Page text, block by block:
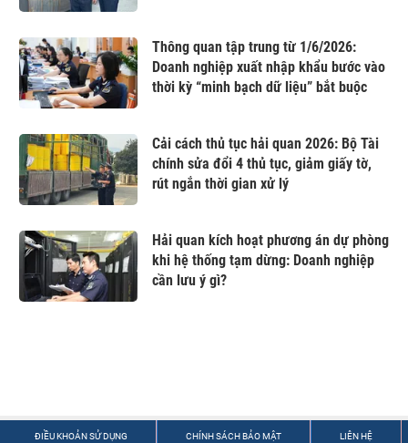
Thông quan tập trung từ 1/6/2026:
Doanh nghiệp xuất nhập khẩu bước vào
thời kỳ “minh bạch dữ liệu” bắt buộc
Cải cách thủ tục hải quan 2026: Bộ Tài
chính sửa đổi 4 thủ tục, giảm giấy tờ,
rút ngắn thời gian xử lý
Hải quan kích hoạt phương án dự phòng
khi hệ thống tạm dừng: Doanh nghiệp
cần lưu ý gì?
ĐIỀU KHOẢN SỬ DỤNG CHÍNH SÁCH BẢO MẬT LIÊN HỆ